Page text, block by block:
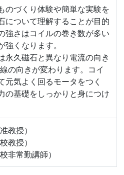
のづくり体験や簡単な実験を
について理解することが目的
強さはコイルの巻き数が多い
強くなります。
永久磁石と異なり電流の向き
の向きが変わります。コイ
元気よく回るモータをつく
の基礎をしっかりと身につけ
教授）
教授）
非常勤講師）